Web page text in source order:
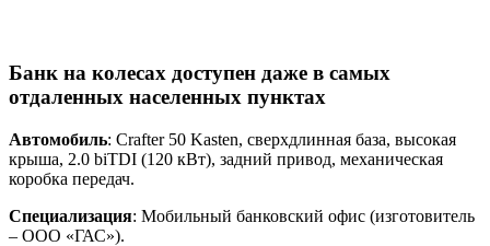
Банк на колесах доступен даже в самых
отдаленных населенных пунктах
Автомобиль: Crafter 50 Kasten, сверхдлинная база, высокая
крыша, 2.0 biTDI (120 кВт), задний привод, механическая
коробка передач.
Специализация: Мобильный банковский офис (изготовитель
– ООО «ГАС»).